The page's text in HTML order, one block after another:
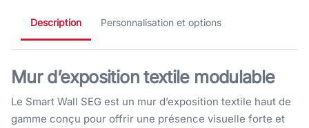
Description Personnalisation et options
Mur d’exposition textile modulable
Le Smart Wall SEG est un mur d’exposition textile haut de
gamme conçu pour offrir une présence visuelle forte et